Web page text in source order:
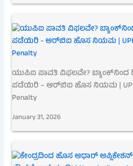
ಯುಪಿಐ ಪಾವತಿ ವಿಫಲವೇ? ಬ್ಯಾಂಕ್‌ನಿಂದ
ಪಡೆಯಿರಿ – ಆರ್‌ಬಿಐ ಹೊಸ ನಿಯಮ | UPI
Penalty
January 31, 2026